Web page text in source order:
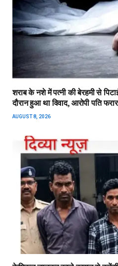
शराब के नशे में पत्नी की बेरहमी से
दौरान हुआ था विवाद, आरोपी पति फरार
AUGUST 8, 2026